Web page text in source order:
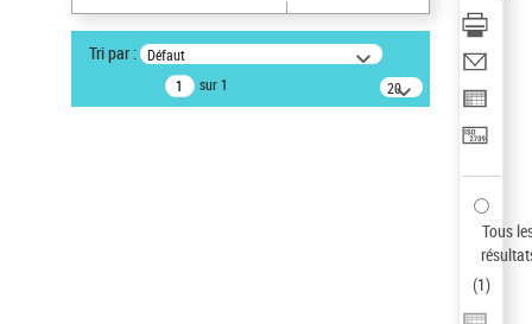
Statut de la notice d’autorité
Notice élémentaire
Type de notice d'autorité
Tri par : Défaut
sur 1
20
résultats/page
Tous
(1)